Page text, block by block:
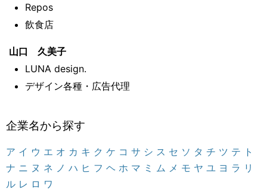
Repos
飲食店
山口 久美子
LUNA design.
デザイン各種・広告代理
企業名から探す
ア イ ウ エ オ カ キ ク ケ コ サ シ ス セ ソ タ チ ツ テ ト
ナ ニ ヌ ネ ノ ハ ヒ フ ヘ ホ マ ミ ム メ モ ヤ ユ ヨ ラ リ
ル レ ロ ワ